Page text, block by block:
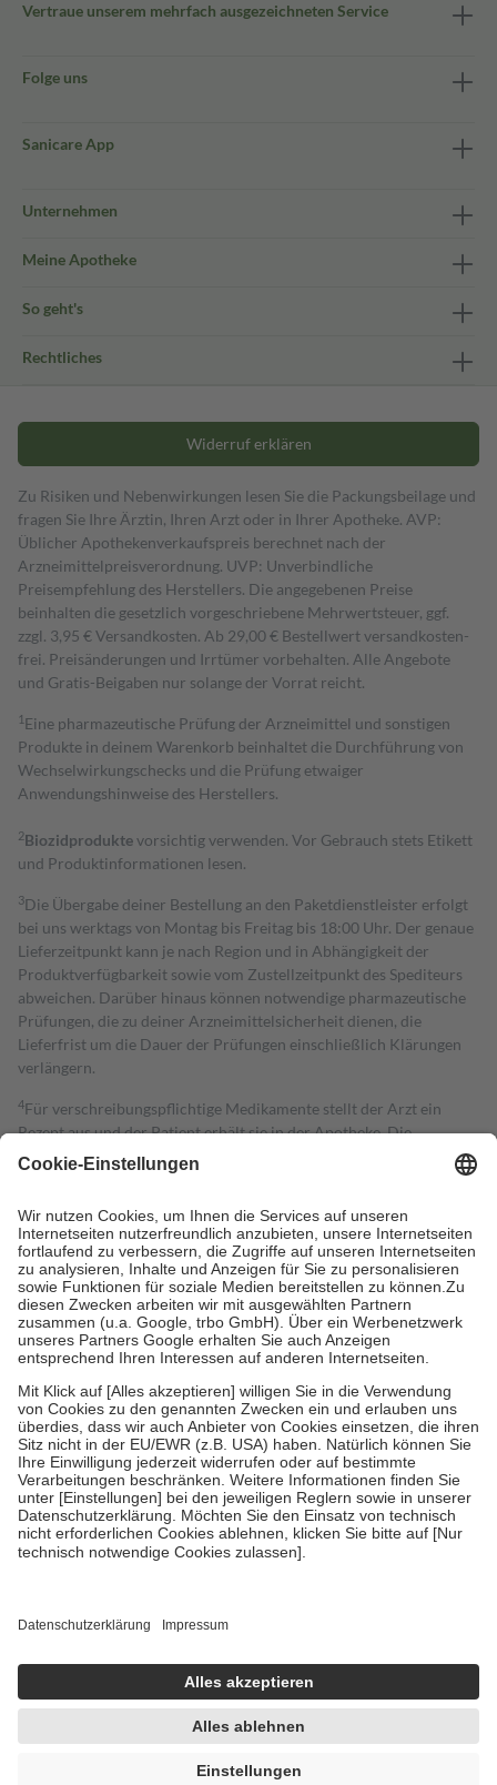
Vertraue unserem mehrfach ausgezeichneten Service
Folge uns
Sanicare App
Unternehmen
Meine Apotheke
So geht's
Rechtliches
Widerruf erklären
Zu Risiken und Nebenwirkungen lesen Sie die Packungsbeilage und
fragen Sie Ihre Ärztin, Ihren Arzt oder in Ihrer Apotheke. AVP:
Üblicher Apothekenverkaufspreis berechnet nach der
Arzneimittelpreisverordnung. UVP: Unverbindliche
Preisempfehlung des Herstellers. Die angegebenen Preise
beinhalten die gesetzlich vorgeschriebene Mehrwertsteuer, ggf.
zzgl. 3,95 € Versandkosten. Ab 29,00 € Bestell­wert versand­kosten­
frei. Preisänderungen und Irrtümer vorbehalten. Alle Angebote
und Gratis-Beigaben nur solange der Vorrat reicht.
1 Eine pharmazeutische Prüfung der Arzneimittel und sonstigen
Produkte in deinem Warenkorb beinhaltet die Durchführung von
Wechselwirkungschecks und die Prüfung etwaiger
Anwendungshinweise des Herstellers.
2Biozidproduktevorsichtig verwenden. Vor Gebrauch stets Etikett
und Produktinformationen lesen.
3Die Übergabe deiner Bestellung an den Paketdienstleister erfolgt
bei uns werktags von Montag bis Freitag bis 18:00 Uhr. Der genaue
Lieferzeitpunkt kann je nach Region und in Abhängigkeit der
Produktverfügbarkeit sowie vom Zustellzeitpunkt des Spediteurs
abweichen. Darüber hinaus können notwendige pharmazeutische
Prüfungen, die zu deiner Arzneimittelsicherheit dienen, die
Lieferfrist um die Dauer der Prüfungen einschließlich Klärungen
verlängern.
4Für verschreibungspflichtige Medikamente stellt der Arzt ein
Rezept aus und der Patient erhält sie in der Apotheke. Die
gesetzliche Krankenversicherung übernimmt in der Regel die
Kosten dafür, der Versicherte trägt einen Teil davon als Zuzahlung
Grundsätzlich leisten Mitglieder Zuzahlungen in Höhe von zehn
Prozent des Abgabepreises,mindestens jedochfünf Euround
höchstens zehn Euro.Es sind jedoch nie mehr als die tatsächlichen
Kosten der Leistung zu entrichten.
Diese Regeln gelten grundsätzlich auch für Online-Apotheken.
Bei Heilmitteln und häuslicher Krankenpflege beträgt die
Zuzahlung zehn Prozent der Kosten sowie zehn Euro je
Verordnung.
Um das Engagement der Versicherten für ihre eigene Gesundheit zu
stärken und die besondere Stellung der Familie zu unterstützen,
fallenkeine Zuzahlungenan bei:
• Kindern und Jugendlichen bis zum vollendeten 18. Lebensjahr
mit Ausnahme der Fahrkosten
• Untersuchungen zur Vorsorge und Früherkennung, die von der
GKV getragen werden
Einholung von Bewertungen. Trusted Shops hat Maßnahmen
getroffen, um sicherzustellen, dass es sich um echte Bewertungen
handelt. Mehr Informationen findest du hier:
https://help.etrusted.com/hc/de/articles/4419944605341